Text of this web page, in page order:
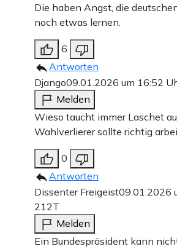
Die haben Angst, die
noch etwas lernen.
6
Antworten
Django09.01.2026 um 16:52
Melden
Wieso taucht immer Laschet
Wahlverlierer sollte richtig
0
Antworten
Dissenter Freigeist09.01.2026
212T
Melden
Ein Bundespräsident kann